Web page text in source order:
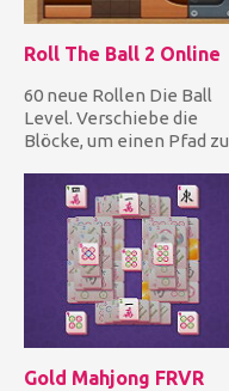
Roll The Ball 2 Online
60 neue Rollen Die Ball
Level. Verschiebe die
Blöcke, um einen Pfad zu
Gold Mahjong FRVR